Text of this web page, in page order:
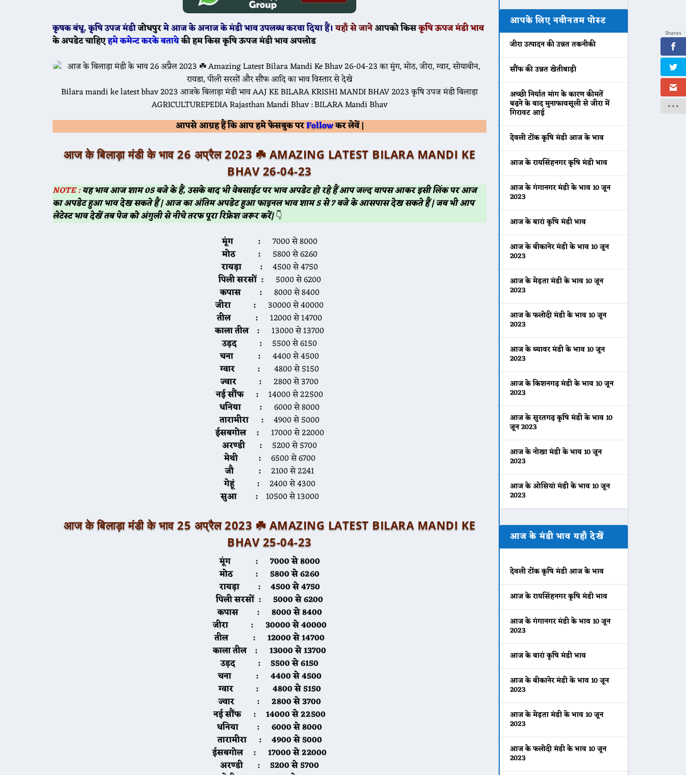
कृषक बंधू, कृषि उपज मंडीजोधपुरमेआज केअनाज के मंडी भाव उपलब्ध करवा दिया हैं। यहाँ से जानेआपको किसकृषि ऊपज मंडी भाव
के अपडेट चाहिएहमे कमेन्ट करके बतायेकी हम किस कृषि ऊपज मंडी भाव अपलोड
Bilara mandi ke latest bhav 2023 आजके बिलाड़ा मंडी भाव AAJ KE BILARA KRISHI MANDI BHAV 2023 कृषि उपज मंडी बिलाड़ा
AGRICULTUREPEDIA Rajasthan Mandi Bhav : BILARA Mandi Bhav
आपसे आग्रह हैं कि आप हमे फेसबुक परFollowकर लेवें |
आज केबिलाड़ामंडी के भाव 26 अप्रैल 2023 ☘️ AMAZING LATEST BILARA MANDI KE
BHAV 26-04-23
NOTE :यह भाव आज शाम 05 बजे के हैं, उसके बाद भी वेबसाईट पर भाव अपडेट हो रहे हैं आप जल्द वापस आकर इसी लिंक पर आज
का अपडेट हुआ भाव देख सकते हैं | आज का अंतिम अपडेट हुआ फाइनल भाव शाम 5 से 7 बजे के आसपास देख सकते हैं | जब भी आप
लेटेस्ट भाव देखें तब पेज को अंगुली से नीचे तरफ पूरा रिफ्रेश जरूर करें|👇
मूंग :
7000 से 8000
मोठ : 5800 से 6260
रायड़ा :
4500 से 4750
पिली सरसों :
5000 से 6200
कपास :
8000 से 8400
जीरा :
30000 से 40000
तील :
12000 से 14700
काला तील :
13000 से 13700
उड़द
: 5500 से 6150
चना :
4400 से 4500
ग्वार :
4800 से 5150
ज्वार :
2800 से 3700
नई सौंफ :
14000 से 22500
धनिया :
6000 से 8000
तारामीरा :
4900 से 5000
ईसबगोल :
17000 से 22000
अरण्डी
: 5200 से 5700
मेथी
:6500 से 6700
जौ
:2100 से 2241
गेहूं
: 2400 से 4300
सुआ
: 10500 से 13000
आज केबिलाड़ामंडी के भाव 25 अप्रैल 2023 ☘️ AMAZING LATEST BILARA MANDI KE
BHAV 25-04-23
मूंग :
7000 से 8000
मोठ :5800 से 6260
रायड़ा :
4500 से 4750
पिली सरसों :
5000 से 6200
कपास :
8000 से 8400
जीरा :
30000 से 40000
तील :
12000 से 14700
काला तील :
13000 से 13700
उड़द
:5500 से 6150
चना :
4400 से 4500
ग्वार :
4800 से 5150
ज्वार :
2800 से 3700
नई सौंफ :
14000 से 22500
धनिया :
6000 से 8000
तारामीरा :
4900 से 5000
ईसबगोल :
17000 से 22000
अरण्डी
: 5200 से 5700
आपके लिए नवीनतम पोस्ट
जीरा उत्पादन की उन्नत तकनीकी
सौंफ की उन्नत खेतीबाड़ी
अच्छी निर्यात मांग के कारण कीमतें
बढ़ने के बाद मुनाफावसूली से जीरा में
गिरावट आई
देवली टोंक कृषि मंडी आज के भाव
आज के रायसिंहनगर कृषि मंडी भाव
आज के गंगानगर मंडी के भाव 10 जून
2023
आज के बारां कृषि मंडी भाव
आज के बीकानेर मंडी के भाव 10 जून
2023
आज के मेड़ता मंडी के भाव 10 जून
2023
आज के फलोदी मंडी के भाव 10 जून
2023
आज के ब्यावर मंडी के भाव 10 जून
2023
आज के किशनगढ़ मंडी के भाव 10 जून
2023
आज के सुरतगढ़ कृषि मंडी के भाव 10
जून 2023
आज के नोखा मंडी के भाव 10 जून
2023
आज के ओसियां मंडी के भाव 10 जून
2023
आज के मंडी भाव यहाँ देखें
देवली टोंक कृषि मंडी आज के भाव
आज के रायसिंहनगर कृषि मंडी भाव
आज के गंगानगर मंडी के भाव 10 जून
2023
आज के बारां कृषि मंडी भाव
आज के बीकानेर मंडी के भाव 10 जून
2023
आज के मेड़ता मंडी के भाव 10 जून
2023
आज के फलोदी मंडी के भाव 10 जून
2023
Shares